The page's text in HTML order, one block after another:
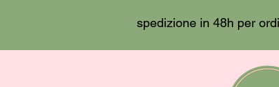
spedizione in 48h per